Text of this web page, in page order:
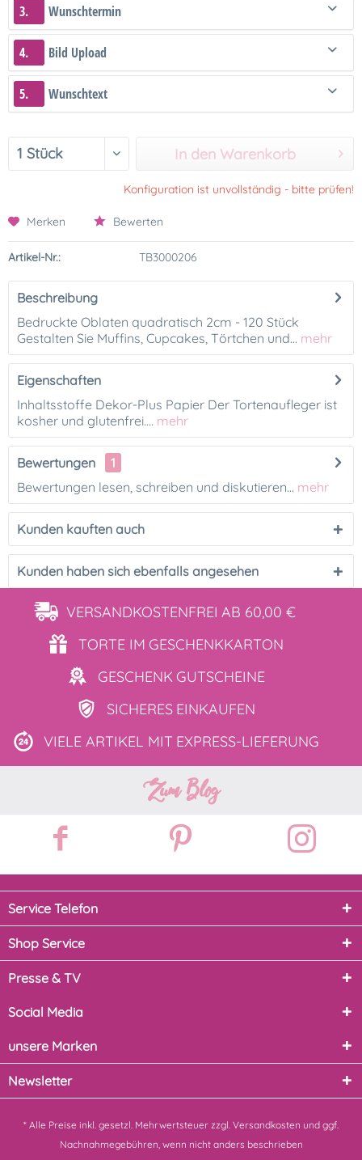
3. Wunschtermin
4. Bild Upload
5. Wunschtext
In den Warenkorb
Konfiguration ist unvollständig - bitte prüfen!
Merken Bewerten
Artikel-Nr.: TB3000206
Beschreibung
Bedruckte Oblaten quadratisch 2cm - 120 Stück
Gestalten Sie Muffins, Cupcakes, Törtchen und... mehr
Eigenschaften
Inhaltsstoffe Dekor-Plus Papier Der Tortenaufleger ist
kosher und glutenfrei.... mehr
Bewertungen
1
Bewertungen lesen, schreiben und diskutieren... mehr
Kunden kauften auch
Kunden haben sich ebenfalls angesehen
VERSANDKOSTENFREI AB 60,00 €
TORTE IM GESCHENKKARTON
GESCHENK GUTSCHEINE
SICHERES EINKAUFEN
VIELE ARTIKEL MIT EXPRESS-LIEFERUNG
Zum Blog
Service Telefon
Shop Service
Presse & TV
Social Media
unsere Marken
Newsletter
* Alle Preise inkl. gesetzl. Mehrwertsteuer zzgl. Versandkosten und ggf.
Nachnahmegebühren, wenn nicht anders beschrieben